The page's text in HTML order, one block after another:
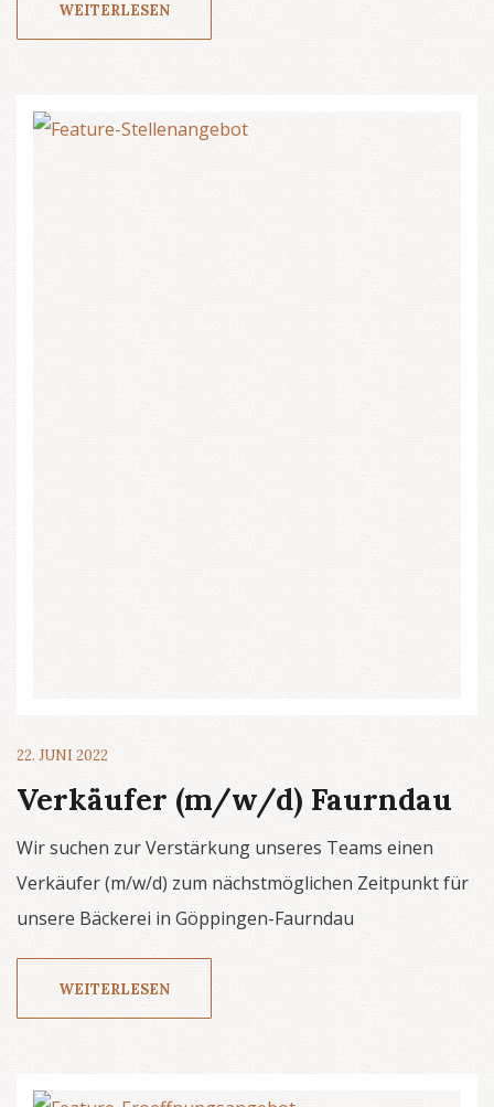
WEITERLESEN
22. JUNI 2022
Verkäufer (m/w/d) Faurndau
Wir suchen zur Verstärkung unseres Teams einen
Verkäufer (m/w/d) zum nächstmöglichen Zeitpunkt für
unsere Bäckerei in Göppingen-Faurndau
WEITERLESEN